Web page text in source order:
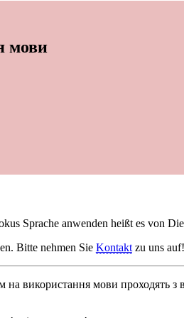
мови
Sprache anwenden heißt es von
Bitte nehmen Sie Kontaktzu uns auf!
використання мови проходять з